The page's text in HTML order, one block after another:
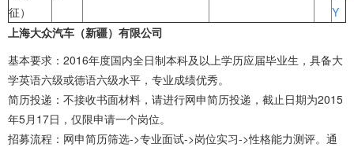
征）
Y
上海大众汽车（新疆）有限公司
基本要求：2016年度国内全日制本科及以上学历应届毕业生，具备大
学英语六级或德语六级水平，专业成绩优秀。
简历投递：不接收书面材料，请进行网申简历投递，截止日期为2015
年5月17日，仅限申请一个岗位。
招募流程：网申简历筛选->专业面试->岗位实习->性格能力测评。通